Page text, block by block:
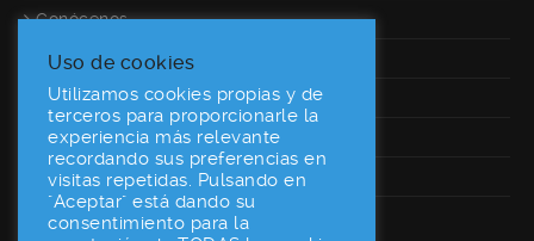
Conócenos
Referencias
Calculadora
Contacto
Desarrolladores
Uso de cookies
Utilizamos cookies propias y de
terceros para proporcionarle la
experiencia más relevante
recordando sus preferencias en
visitas repetidas. Pulsando en
"Aceptar" está dando su
consentimiento para la